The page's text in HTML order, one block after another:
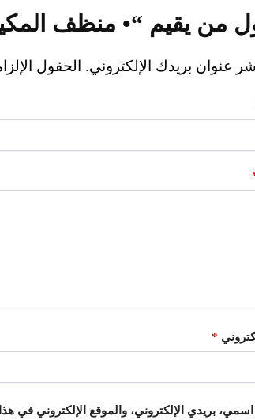
من يقيم “• منظف المكيف
عنوان بريدك الإلكتروني. الحقول
*
بريدي الإلكتروني، والموقع الإلكتروني في